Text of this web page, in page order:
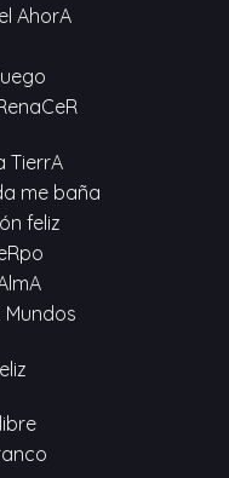
AhorA
TierrA
me baña
feliz
Mundos